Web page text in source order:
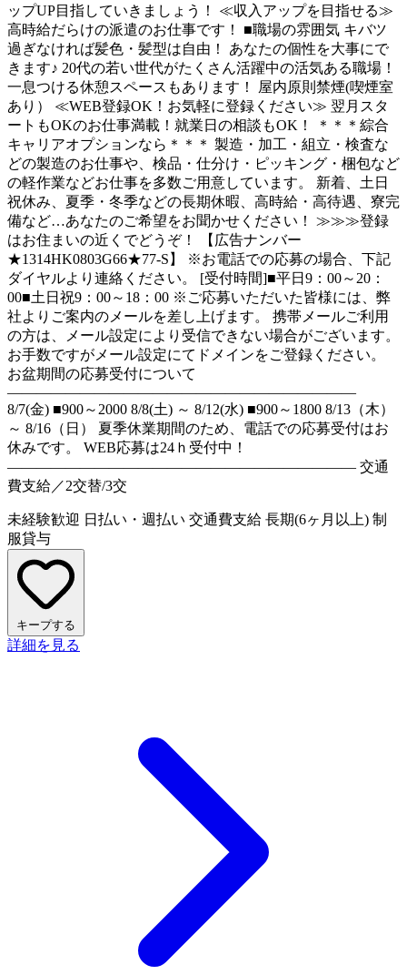
ップUP目指していきましょう！ ≪収入アップを目指せる≫
高時給だらけの派遣のお仕事です！ ■職場の雰囲気 キバツ
過ぎなければ髪色・髪型は自由！ あなたの個性を大事にで
きます♪ 20代の若い世代がたくさん活躍中の活気ある職場！
一息つける休憩スペースもあります！ 屋内原則禁煙(喫煙室
あり） ≪WEB登録OK！お気軽に登録ください≫ 翌月スタ
ートもOKのお仕事満載！就業日の相談もOK！ ＊＊＊綜合
キャリアオプションなら＊＊＊ 製造・加工・組立・検査な
どの製造のお仕事や、検品・仕分け・ピッキング・梱包など
の軽作業などお仕事を多数ご用意しています。 新着、土日
祝休み、夏季・冬季などの長期休暇、高時給・高待遇、寮完
備など…あなたのご希望をお聞かせください！ ≫≫≫登録
はお住まいの近くでどうぞ！ 【広告ナンバー
★1314HK0803G66★77-S】 ※お電話での応募の場合、下記
ダイヤルより連絡ください。 [受付時間]■平日9：00～20：
00■土日祝9：00～18：00 ※ご応募いただいた皆様には、弊
社よりご案内のメールを差し上げます。 携帯メールご利用
の方は、メール設定により受信できない場合がございます。
お手数ですがメール設定にてドメインをご登録ください。
お盆期間の応募受付について
――――――――――――――――――――――――
8/7(金) ■900～2000 8/8(土) ～ 8/12(水) ■900～1800 8/13（木）
～ 8/16（日） 夏季休業期間のため、電話での応募受付はお
休みです。 WEB応募は24ｈ受付中！
―――――――――――――――――――――――― 交通
費支給／2交替/3交
未経験歓迎 日払い・週払い 交通費支給 長期(6ヶ月以上) 制
服貸与
キープする
詳細を見る